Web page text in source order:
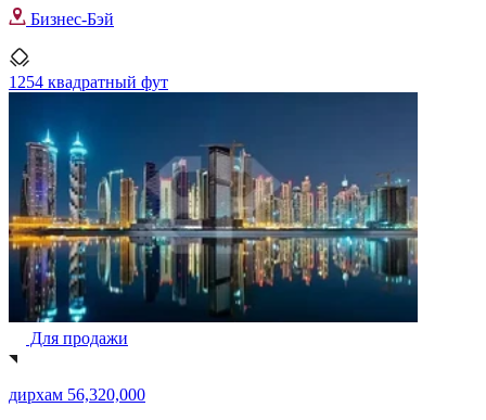
Бизнес-Бэй
1254 квадратный фут
Для продажи
дирхам 56,320,000